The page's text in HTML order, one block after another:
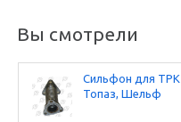
Вы смотрели
Сильфон для ТРК
Топаз, Шельф